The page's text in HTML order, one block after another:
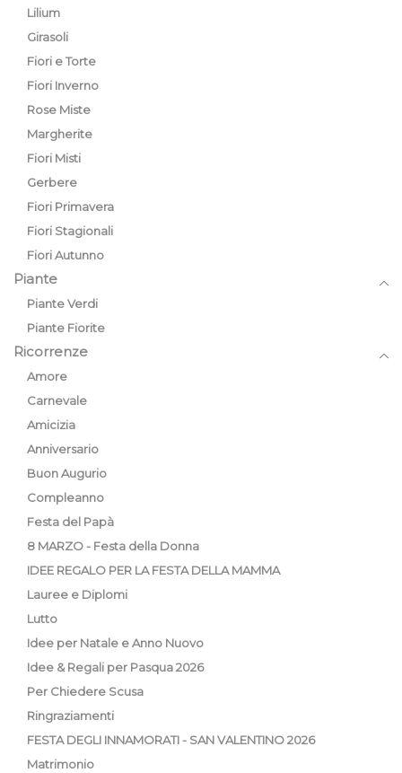
Lilium
Girasoli
Fiori e Torte
Fiori Inverno
Rose Miste
Margherite
Fiori Misti
Gerbere
Fiori Primavera
Fiori Stagionali
Fiori Autunno
Piante
Piante Verdi
Piante Fiorite
Ricorrenze
Amore
Carnevale
Amicizia
Anniversario
Buon Augurio
Compleanno
Festa del Papà
8 MARZO - Festa della Donna
IDEE REGALO PER LA FESTA DELLA MAMMA
Lauree e Diplomi
Lutto
Idee per Natale e Anno Nuovo
Idee & Regali per Pasqua 2026
Per Chiedere Scusa
Ringraziamenti
FESTA DEGLI INNAMORATI - SAN VALENTINO 2026
Matrimonio